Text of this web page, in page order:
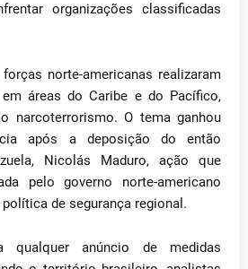
organizações classificadas
norte-americanas realizaram
áreas do Caribe e do Pacífico,
narcoterrorismo. O tema ganhou
após a deposição do então
Nicolás Maduro, ação que
pelo governo norte-americano
de segurança regional.
qualquer anúncio de medidas